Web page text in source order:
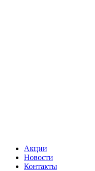
Акции
Новости
Контакты